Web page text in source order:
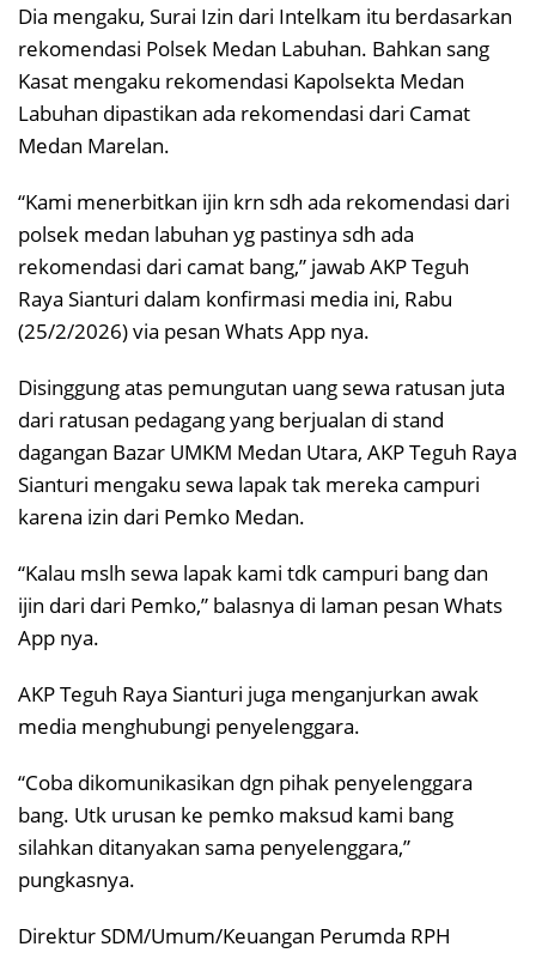
Dia mengaku, Surai Izin dari Intelkam itu berdasarkan
rekomendasi Polsek Medan Labuhan. Bahkan sang
Kasat mengaku rekomendasi Kapolsekta Medan
Labuhan dipastikan ada rekomendasi dari Camat
Medan Marelan.
“Kami menerbitkan ijin krn sdh ada rekomendasi dari
polsek medan labuhan yg pastinya sdh ada
rekomendasi dari camat bang,” jawab AKP Teguh
Raya Sianturi dalam konfirmasi media ini, Rabu
(25/2/2026) via pesan Whats App nya.
Disinggung atas pemungutan uang sewa ratusan juta
dari ratusan pedagang yang berjualan di stand
dagangan Bazar UMKM Medan Utara, AKP Teguh Raya
Sianturi mengaku sewa lapak tak mereka campuri
karena izin dari Pemko Medan.
“Kalau mslh sewa lapak kami tdk campuri bang dan
ijin dari dari Pemko,” balasnya di laman pesan Whats
App nya.
AKP Teguh Raya Sianturi juga menganjurkan awak
media menghubungi penyelenggara.
“Coba dikomunikasikan dgn pihak penyelenggara
bang. Utk urusan ke pemko maksud kami bang
silahkan ditanyakan sama penyelenggara,”
pungkasnya.
Direktur SDM/Umum/Keuangan Perumda RPH